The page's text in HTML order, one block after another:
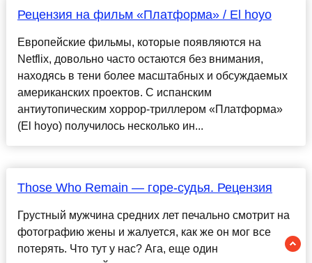
Рецензия на фильм «Платформа» / El hoyo
Европейские фильмы, которые появляются на
Netflix, довольно часто остаются без внимания,
находясь в тени более масштабных и обсуждаемых
американских проектов. С испанским
антиутопическим хоррор-триллером «Платформа»
(El hoyo) получилось несколько ин...
Those Who Remain — горе-судья. Рецензия
Грустный мужчина средних лет печально смотрит на
фотографию жены и жалуется, как же он мог все
потерять. Что тут у нас? Ага, еще один